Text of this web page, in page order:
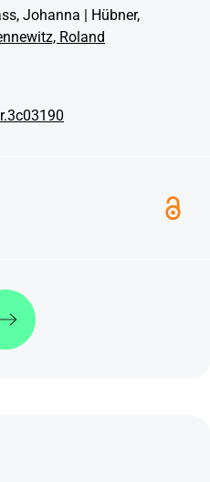
Johanna | Hübner,
Roland